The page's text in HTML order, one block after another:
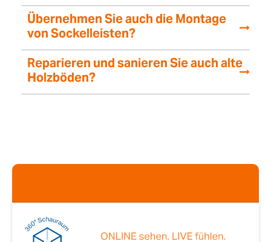
Übernehmen Sie auch die Montage
von Sockelleisten?
Reparieren und sanieren Sie auch alte
Holzböden?